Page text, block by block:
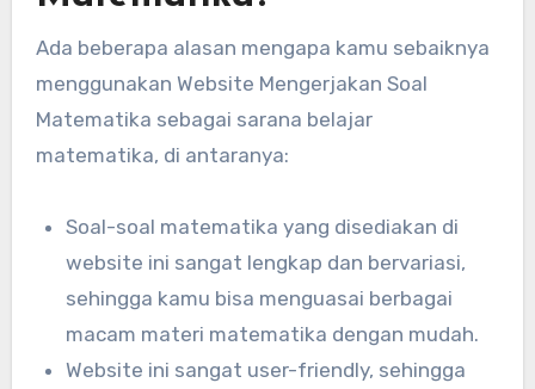
Ada beberapa alasan mengapa kamu sebaiknya
menggunakan Website Mengerjakan Soal
Matematika sebagai sarana belajar
matematika, di antaranya:
Soal-soal matematika yang disediakan di
website ini sangat lengkap dan bervariasi,
sehingga kamu bisa menguasai berbagai
macam materi matematika dengan mudah.
Website ini sangat user-friendly, sehingga